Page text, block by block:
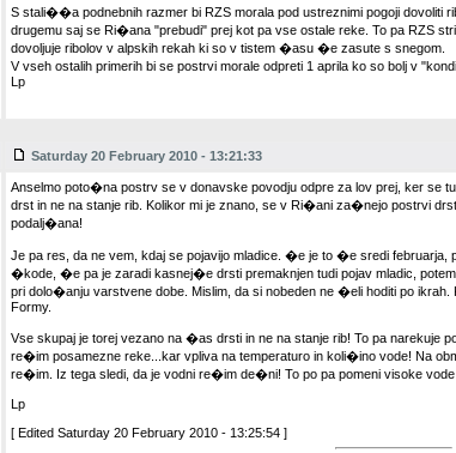
S stali��a podnebnih razmer bi RZS morala pod ustreznimi pogoji dovoliti
drugemu saj se Ri�ana "prebudi" prej kot pa vse ostale reke. To pa RZS
dovoljuje ribolov v alpskih rekah ki so v tistem �asu �e zasute s snegom.
V vseh ostalih primerih bi se postrvi morale odpreti 1 aprila ko so bolj v
Lp
Saturday 20 February 2010 - 13:21:33
Anselmo poto�na postrv se v donavske povodju odpre za lov prej, ker se
drst in ne na stanje rib. Kolikor mi je znano, se v Ri�ani za�nejo postrvi
podalj�ana!
Je pa res, da ne vem, kdaj se pojavijo mladice. �e je to �e sredi februarja,
�kode, �e pa je zaradi kasnej�e drsti premaknjen tudi pojav mladic,
pri dolo�anju varstvene dobe. Mislim, da si nobeden ne �eli hoditi po ikrah.
Formy.
Vse skupaj je torej vezano na �as drsti in ne na stanje rib! To pa narekuje
re�im posamezne reke...kar vpliva na temperaturo in koli�ino vode! Na
re�im. Iz tega sledi, da je vodni re�im de�ni! To po pa pomeni visoke vode
Lp
[ Edited Saturday 20 February 2010 - 13:25:54 ]